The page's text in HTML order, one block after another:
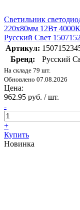
Светильник
220х80мм 12Вт
Русский Свет
Артикул:
Бренд:
Русский
На складе 79 шт.
Обновлено 07.08.2026
Цена:
962.95 руб. / шт.
-
+
Купить
Новинка